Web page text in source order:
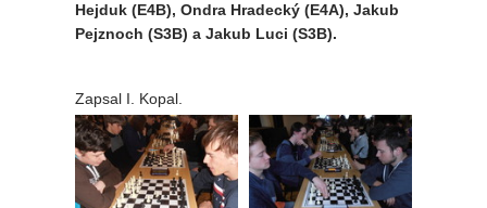
Hejduk (E4B), Ondra Hradecký (E4A), Jakub
Pejznoch (S3B) a Jakub Luci (S3B).
Zapsal I. Kopal.